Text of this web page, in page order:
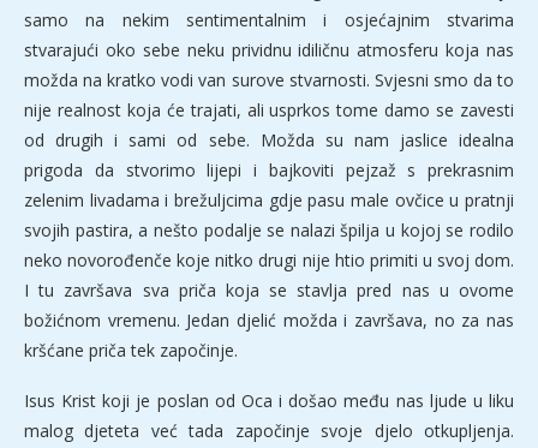
samo na nekim sentimentalnim i osjećajnim stvarima
stvarajući oko sebe neku prividnu idiličnu atmosferu koja nas
možda na kratko vodi van surove stvarnosti. Svjesni smo da to
nije realnost koja će trajati, ali usprkos tome damo se zavesti
od drugih i sami od sebe. Možda su nam jaslice idealna
prigoda da stvorimo lijepi i bajkoviti pejzaž s prekrasnim
zelenim livadama i brežuljcima gdje pasu male ovčice u pratnji
svojih pastira, a nešto podalje se nalazi špilja u kojoj se rodilo
neko novorođenče koje nitko drugi nije htio primiti u svoj dom.
I tu završava sva priča koja se stavlja pred nas u ovome
božićnom vremenu. Jedan djelić možda i završava, no za nas
kršćane priča tek započinje.
Isus Krist koji je poslan od Oca i došao među nas ljude u liku
malog djeteta već tada započinje svoje djelo otkupljenja.